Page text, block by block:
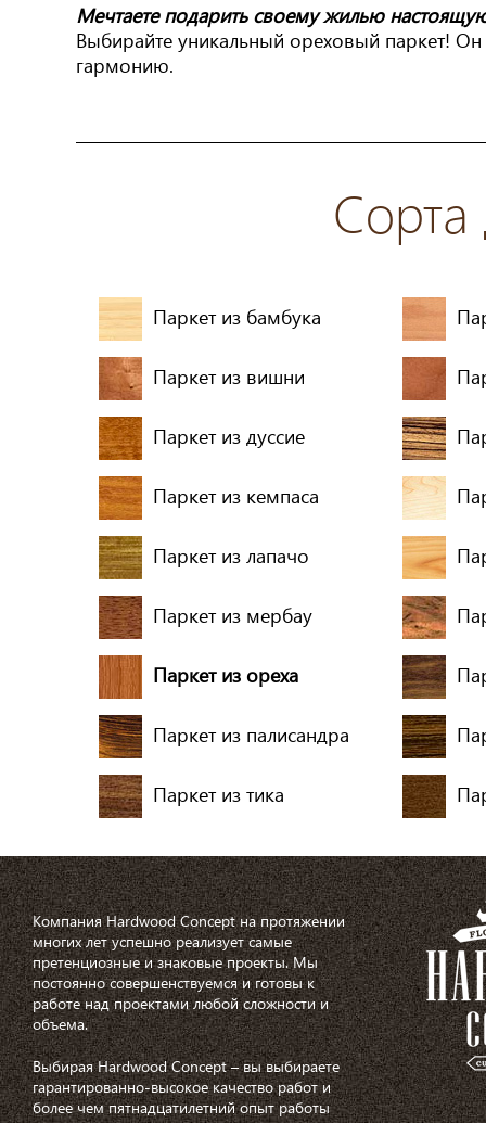
Мечтаете подарить своему жилью
Выбирайте уникальный ореховый паркет!
гармонию.
Паркет из бамбука
Паркет из вишни
Паркет из дуссие
Паркет из кемпаса
Паркет из лапачо
Паркет из мербау
Паркет из ореха
Паркет из палисандра
Паркет из тика
Компания Hardwood Concept на протяжении
многих лет успешно реализует самые
претенциозные и знаковые проекты. Мы
постоянно совершенствуемся и готовы к
работе над проектами любой сложности и
объема.
Выбирая Hardwood Concept – вы выбираете
гарантированно-высокое качество работ и
более чем пятнадцатилетний опыт работы